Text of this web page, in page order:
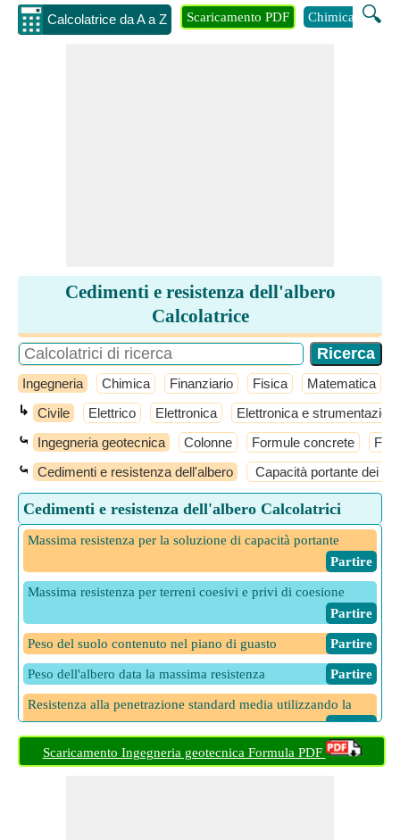
Calcolatrice da A a Z 🔍
Scaricamento PDF Chimica
Cedimenti e resistenza dell'albero
Calcolatrice
Ingegneria Chimica Finanziario Fisica Matematica
↳ Civile Elettrico Elettronica Elettronica e
⤿ Ingegneria geotecnica Colonne Formule concrete
⤿ Cedimenti e resistenza dell'albero Capacità portante dei
Cedimenti e resistenza dell'albero Calcolatrici
Massima resistenza per la soluzione di capacità portante
​ Partire
Massima resistenza per terreni coesivi e privi di coesione
​ Partire
Peso del suolo contenuto nel piano di guasto ​ Partire
Peso dell'albero data la massima resistenza ​ Partire
Resistenza alla penetrazione standard media utilizzando la
sollecitazione di resistenza dell'albero
​ Partire
Sollecitazione di resistenza dell'albero mediante procedura
Scaricamento Ingegneria geotecnica Formula PDF